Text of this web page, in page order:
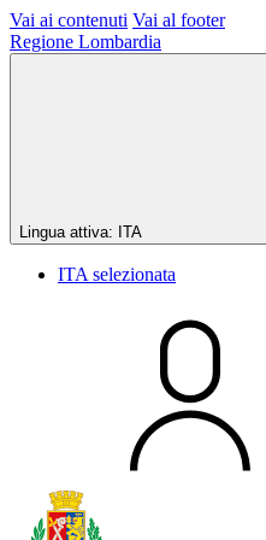
Vai ai contenuti Vai al footer
Regione Lombardia
Lingua attiva: ITA
ITA selezionata